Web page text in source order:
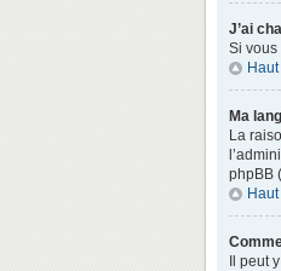
J’ai
Si vous
Haut
Ma
La
phpBB
Haut
Il peut